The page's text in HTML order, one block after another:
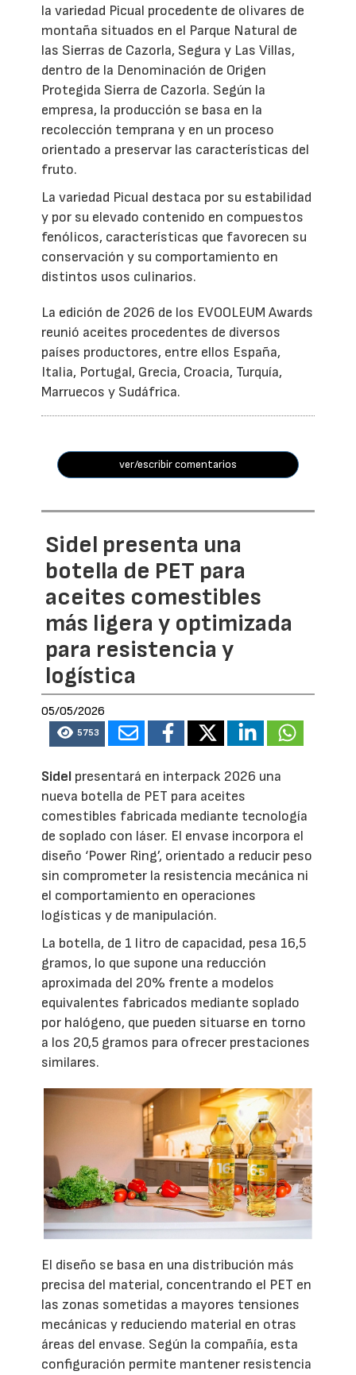
la variedad Picual procedente de olivares de
montaña situados en el Parque Natural de
las Sierras de Cazorla, Segura y Las Villas,
dentro de la Denominación de Origen
Protegida Sierra de Cazorla. Según la
empresa, la producción se basa en la
recolección temprana y en un proceso
orientado a preservar las características del
fruto.
La variedad Picual destaca por su estabilidad
y por su elevado contenido en compuestos
fenólicos, características que favorecen su
conservación y su comportamiento en
distintos usos culinarios.
La edición de 2026 de los EVOOLEUM Awards
reunió aceites procedentes de diversos
países productores, entre ellos España,
Italia, Portugal, Grecia, Croacia, Turquía,
Marruecos y Sudáfrica.
ver/escribir comentarios
Sidel presenta una
botella de PET para
aceites comestibles
más ligera y optimizada
para resistencia y
logística
05/05/2026
5753
Sidel presentará en interpack 2026 una
nueva botella de PET para aceites
comestibles fabricada mediante tecnología
de soplado con láser. El envase incorpora el
diseño ‘Power Ring’, orientado a reducir peso
sin comprometer la resistencia mecánica ni
el comportamiento en operaciones
logísticas y de manipulación.
La botella, de 1 litro de capacidad, pesa 16,5
gramos, lo que supone una reducción
aproximada del 20% frente a modelos
equivalentes fabricados mediante soplado
por halógeno, que pueden situarse en torno
a los 20,5 gramos para ofrecer prestaciones
similares.
El diseño se basa en una distribución más
precisa del material, concentrando el PET en
las zonas sometidas a mayores tensiones
mecánicas y reduciendo material en otras
áreas del envase. Según la compañía, esta
configuración permite mantener resistencia